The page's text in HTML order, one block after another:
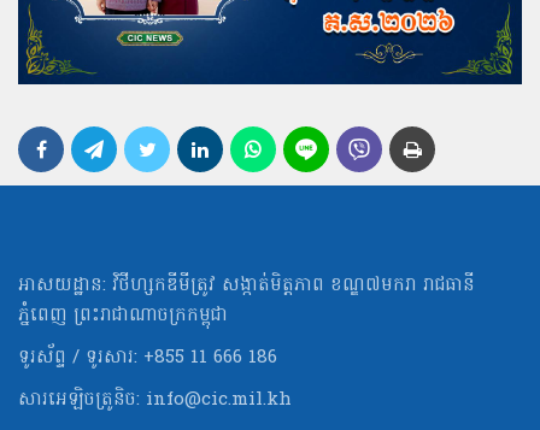
អាសយដ្ឋាន: វិថីហ្សកឌីមីត្រូវ សង្កាត់មិត្ដភាព ខណ្ឌ៧មករា រាជធានី
ភ្នំពេញ ព្រះរាជាណាចក្រកម្ពុជា
ទូរស័ព្ទ / ទូរសារ: +855 11 666 186
សារអេឡិចត្រូនិច: info@cic.mil.kh